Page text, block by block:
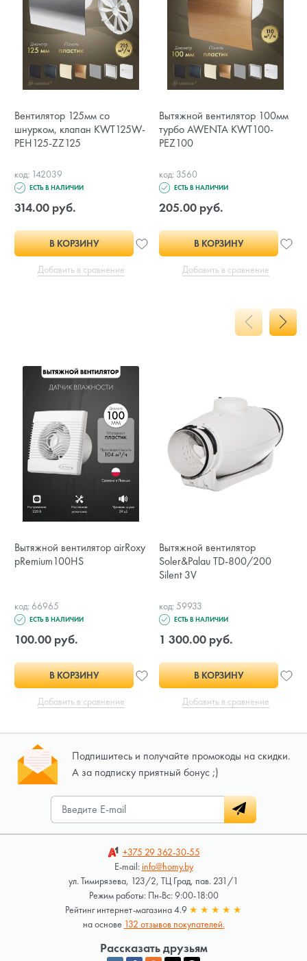
Вентилятор 125мм со
шнурком, клапан KWT125W-
PEH125-ZZ125
код: 142039
ЕСТЬ В НАЛИЧИИ
314.00 руб.
В КОРЗИНУ
Добавить в сравнение
Вытяжной вентилятор 100мм
турбо AWENTA KWT100-
PEZ100
код: 3560
ЕСТЬ В НАЛИЧИИ
205.00 руб.
В КОРЗИНУ
Добавить в сравнение
Вытяжной вентилятор airRoxy
pRemium100HS
код: 66965
ЕСТЬ В НАЛИЧИИ
100.00 руб.
В КОРЗИНУ
Добавить в сравнение
Вытяжной вентилятор
Soler&Palau TD-800/200
Silent 3V
код: 59933
ЕСТЬ В НАЛИЧИИ
1 300.00 руб.
В КОРЗИНУ
Добавить в сравнение
Подпишитесь и получайте промокоды на скидки.
А за подписку приятный бонус ;)
+375 29362-30-55
E-mail:info@homy.by
ул. Тимирязева, 123/2, ТЦ Град, пав. 231/1
Режим работы: Пн-Вс: 9:00-18:00
Рейтинг интернет-магазина 4.9 ★ ★ ★ ★ ★
на основе 132 отзывов покупателей.
Рассказать друзьям